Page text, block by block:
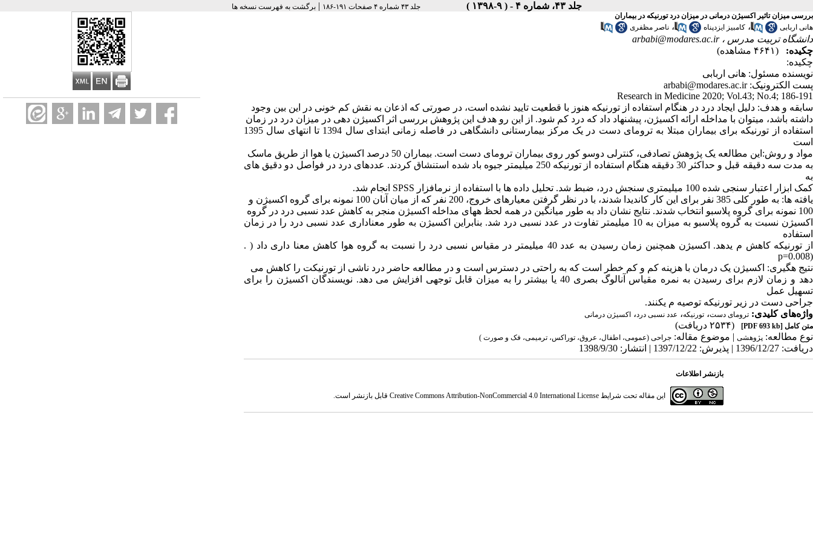
جلد ۴۳، شماره ۴ - ( ۹-۱۳۹۸ ) جلد ۴۳ شماره ۴ صفحات ۱۹۱-۱۸۶ |برگشت به فهرست نسخه ها
بررسی میزان تاثیر اکسیژن درمانی در میزان درد تورنیکه در بیماران
هانی اربابی
، کامبیز ایزدپناه ، ناصر مظفری
دانشگاه تربیت مدرس ،arbabi@modares.ac.ir
چکیده:
(۴۶۴۱ مشاهده)
چکیده:
نویسنده مسئول: هانی اربابی
پست الکترونیک: arbabi@modares.ac.ir
Research in Medicine 2020; Vol.43; No.4; 186-191
سابقه و هدف: دلیل ایجاد درد در هنگام استفاده از تورنیکه هنوز با قطعیت تایید نشده است، در صورتی که اذعان به نقش کم خونی در این بین وجود
داشته باشد، میتوان با مداخله ارائه اکسیژن، پیشنهاد داد که درد کم شود. از این رو هدف این پژوهش بررسی اثر اکسیژن دهی در میزان درد در زمان
استفاده از تورنیکه برای بیماران مبتلا به ترومای دست در یک مرکز بیمارستانی دانشگاهی در فاصله زمانی ابتدای سال 1394 تا انتهای سال 1395
است
مواد و روش:این مطالعه یک پژوهش تصادفی، کنترلی دوسو کور روی بیماران ترومای دست است. بیماران 50 درصد اکسیژن یا هوا از طریق ماسک
به مدت سه دقیقه قبل و حداکثر 30 دقیقه هنگام استفاده از تورنیکه 250 میلیمتر جیوه باد شده استنشاق کردند. عددهای درد در فواصل دو دقیق های
به
کمک ابزار اعتبار سنجی شده 100 میلیمتری سنجش درد، ضبط شد. تحلیل داده ها با استفاده از نرمافزار SPSS انجام شد.
یافته ها: به طور کلی 385 نفر برای این کار کاندیدا شدند، با در نظر گرفتن معیارهای خروج، 200 نفر که از میان آنان 100 نمونه برای گروه اکسیژن و
100 نمونه برای گروه پلاسبو انتخاب شدند. نتایج نشان داد به طور میانگین در همه لحظ ههای مداخله اکسیژن منجر به کاهش عدد نسبی درد در گروه
اکسیژن نسبت به گروه پلاسبو به میزان به 10 میلیمتر تفاوت در عدد نسبی درد شد. بنابراین اکسیژن به طور معناداری عدد نسبی درد را در زمان
استفاده
از تورنیکه کاهش م یدهد. اکسیژن همچنین زمان رسیدن به عدد 40 میلیمتر در مقیاس نسبی درد را نسبت به گروه هوا کاهش معنا داری داد ( .
(p=0.008
نتیج هگیری: اکسیژن یک درمان با هزینه کم و کم خطر است که به راحتی در دسترس است و در مطالعه حاضر درد ناشی از تورنیکت را کاهش می
دهد و زمان لازم برای رسیدن به نمره مقیاس آنالوگ بصری 40 یا بیشتر را به میزان قابل توجهی افزایش می دهد. نویسندگان اکسیژن را برای
تسهیل عمل
جراحی دست در زیر تورنیکه توصیه م یکنند.
واژه‌های کلیدی: ترومای دست، تورنیکه، عدد نسبی درد، اکسیژن درمانی
متن کامل [PDF 693 kb]
(۲۵۳۴ دریافت)
نوع مطالعه: پژوهشی | موضوع مقاله: جراحی (عمومی، اطفال، عروق، توراکس، ترمیمی، فک و صورت )
دریافت: 1396/12/27 | پذیرش: 1397/12/22 | انتشار: 1398/9/30
بازنشر اطلاعات
این مقاله تحت شرایط Creative Commons Attribution-NonCommercial 4.0 International Licenseقابل بازنشر است.